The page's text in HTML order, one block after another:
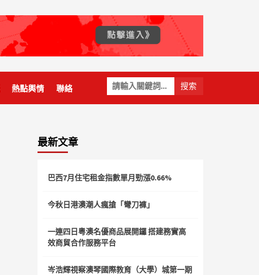
關
鍵
字:
熱點輿情 聯絡
最新文章
巴西7月住宅租金指數單月勁漲0.66%
今秋日港澳潮人瘋搶「彎刀褲」
一連四日粵澳名優商品展開鑼 搭建務實高
效商貿合作服務平台
岑浩輝視察澳琴國際教育（大學）城第一期